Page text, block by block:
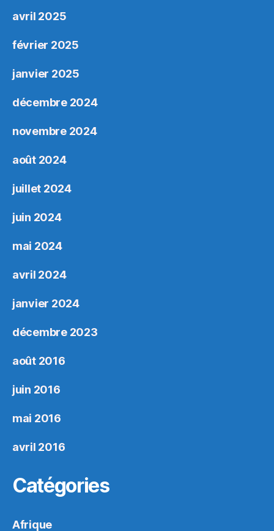
avril 2025
février 2025
janvier 2025
décembre 2024
novembre 2024
août 2024
juillet 2024
juin 2024
mai 2024
avril 2024
janvier 2024
décembre 2023
août 2016
juin 2016
mai 2016
avril 2016
Catégories
Afrique